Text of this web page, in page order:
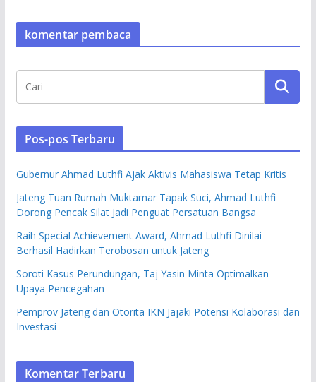
komentar pembaca
Pos-pos Terbaru
Gubernur Ahmad Luthfi Ajak Aktivis Mahasiswa Tetap Kritis
Jateng Tuan Rumah Muktamar Tapak Suci, Ahmad Luthfi
Dorong Pencak Silat Jadi Penguat Persatuan Bangsa
Raih Special Achievement Award, Ahmad Luthfi Dinilai
Berhasil Hadirkan Terobosan untuk Jateng
Soroti Kasus Perundungan, Taj Yasin Minta Optimalkan
Upaya Pencegahan
Pemprov Jateng dan Otorita IKN Jajaki Potensi Kolaborasi dan
Investasi
Komentar Terbaru